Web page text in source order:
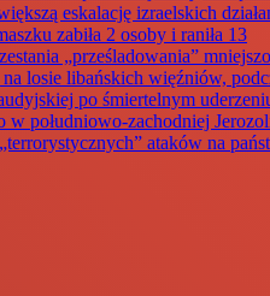
eskalację izraelskich
zabiła 2 osoby i raniła 13
„prześladowania”
losie libańskich więźniów,
po śmiertelnym
południowo-zachodniej
ataków na